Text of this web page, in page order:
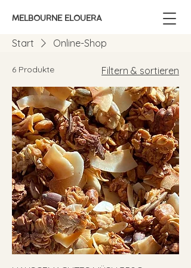
MELBOURNE ELOUERA
Start Online-Shop
6 Produkte Filtern & sortieren